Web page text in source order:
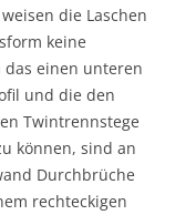
die Laschen
keine
das einen unteren
und die den
Twintrennstege
können, sind an
Durchbrüche
rechteckigen